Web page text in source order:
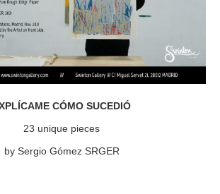
CÓMO SUCEDIÓ
23 unique pieces
by Sergio Gómez SRGER